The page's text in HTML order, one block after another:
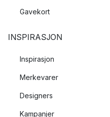
Gavekort
INSPIRASJON
Inspirasjon
Merkevarer
Designers
Kampanjer